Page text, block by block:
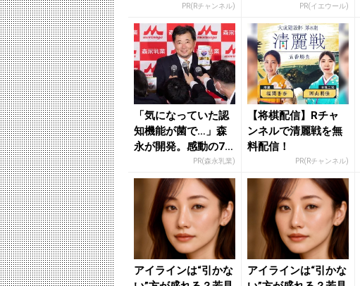
PR(Rチャンネル) PR(イエウール)
「気になっていた認
知機能が菌で…」森
永が開発。感動の70
PR(森永乳業)
【将棋配信】Rチャ
ンネルで清麗戦を無
料配信！
PR(Rチャンネル)
アイラインは“引かな
アイラインは“引かな